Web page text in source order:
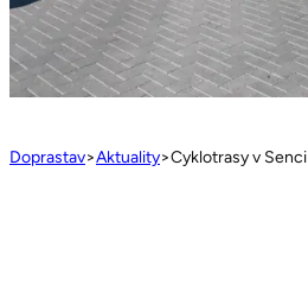
Doprastav>Aktuality>Cyklotrasy v Senci